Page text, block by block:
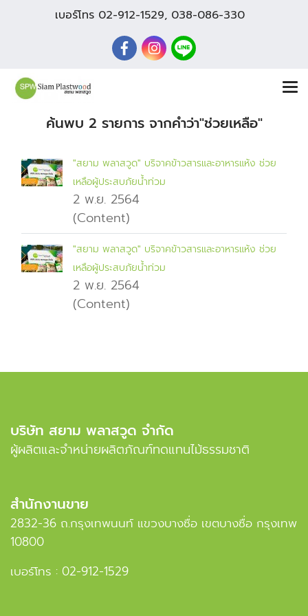
เบอร์โทร 02-912-1529, 038-086-330
ค้นพบ 2 รายการ จากคำว่า"ช่วยเหลือ"
"สยาม พลาสวูด" บริจาคข้าวสารและอาหารแห้ง ช่วย
เหลือผู้ประสบภัยน้ำท่วม
2 พ.ย. 2564
(Content)
"สยาม พลาสวูด" บริจาคข้าวสารและอาหารแห้ง ช่วย
เหลือผู้ประสบภัยน้ำท่วม
2 พ.ย. 2564
(Content)
บริษัท สยาม พลาสวูด จำกัด
ผู้ผลิตและจำหน่ายผลิตภัณฑ์ทดแทนไม้ธรรมชาติ
สำนักงานขาย
2832-36 ถ.กรุงเทพนนท์ แขวงบางซื่อ เขตบางซื่อ กรุงเทพ
10800
เบอร์โทร : 02-912-1529